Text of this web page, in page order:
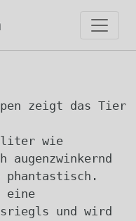
zeigt das Tier
wie
phantastisch.
eine
und wird